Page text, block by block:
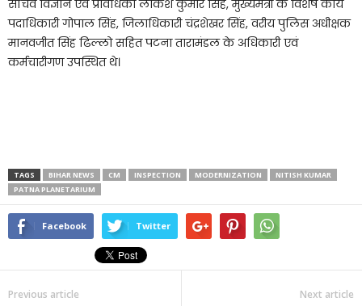
सचिव विज्ञान एवं प्रावैधिकी लोकेश कुमार सिंह, मुख्यमंत्री के विशेष कार्य
पदाधिकारी गोपाल सिंह, जिलाधिकारी चंद्रशेखर सिंह, वरीय पुलिस अधीक्षक
मानवजीत सिंह ढिल्लो सहित पटना तारामंडल के अधिकारी एवं
कर्मचारीगण उपस्थित थे।
TAGS BIHAR NEWS CM INSPECTION MODERNIZATION
NITISH KUMAR
PATNA PLANETARIUM
Facebook Twitter
Previous article Next article